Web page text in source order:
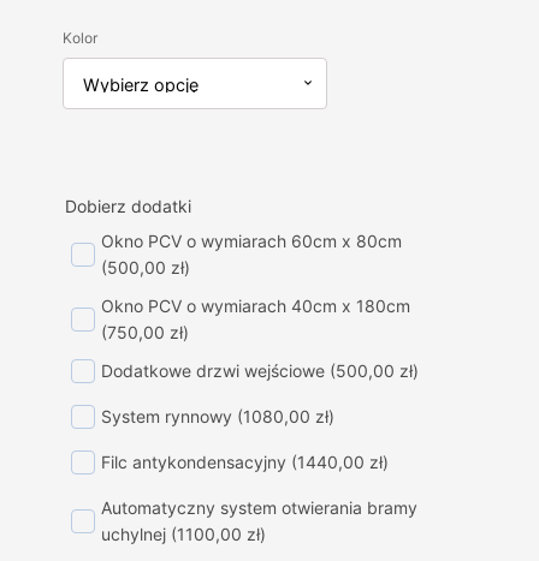
wynosiła:
23000,00 zł.21800,00 zł.
Kolor
Dobierz dodatki
Okno PCV o wymiarach 60cm x 80cm
(500,00 zł)
Okno PCV o wymiarach 40cm x 180cm
(750,00 zł)
Dodatkowe drzwi wejściowe (500,00 zł)
System rynnowy (1080,00 zł)
Filc antykondensacyjny (1440,00 zł)
Automatyczny system otwierania bramy
uchylnej (1100,00 zł)